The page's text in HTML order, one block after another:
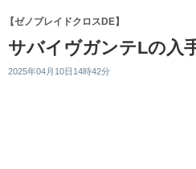
【ゼノブレイドクロスDE】
サバイヴガンテLの入
2025年04月10日14時42分